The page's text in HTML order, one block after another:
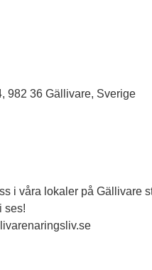
982 36 Gällivare, Sverige
i våra lokaler på Gällivare
ses!